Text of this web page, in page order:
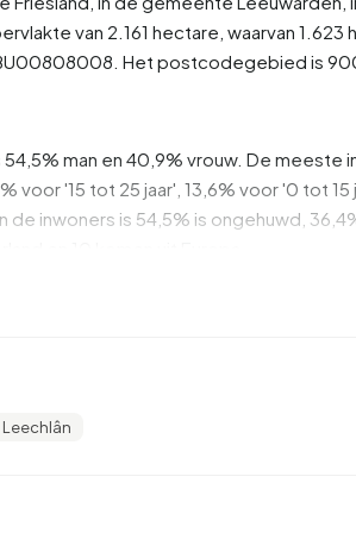
van 2.161 hectare, waarvan 1.623
Het postcodegebied is
man en 40,9% vrouw. De meeste
voor '15 tot 25 jaar', 13,6% voor '0 tot 15
de inwoners is 54,5% is ongehuwd,
daarvan zijn eenpersoonshuishoudens,
gemiddelde van €35.800. Per
1.
Leechlân